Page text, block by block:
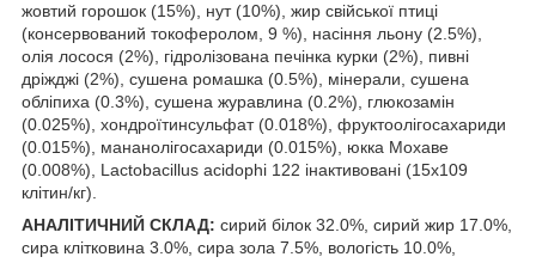
жовтий горошок (15%), нут (10%), жир свійської птиці
(консервований токоферолом, 9 %), насіння льону (2.5%),
олія лосося (2%), гідролізована печінка курки (2%), пивні
дріжджі (2%), сушена ромашка (0.5%), мінерали, сушена
обліпиха (0.3%), сушена журавлина (0.2%), глюкозамін
(0.025%), хондроїтинсульфат (0.018%), фруктоолігосахариди
(0.015%), мананолігосахариди (0.015%), юкка Мохаве
(0.008%), Lactobacillus acidophi 122 інактивовані (15x109
клітин/кг).
АНАЛІТИЧНИЙ СКЛАД: сирий білок 32.0%, сирий жир 17.0%,
сира клітковина 3.0%, сира зола 7.5%, вологість 10.0%,